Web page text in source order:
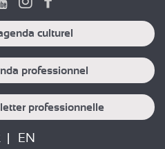
culturel
professionnel
professionnelle
EN